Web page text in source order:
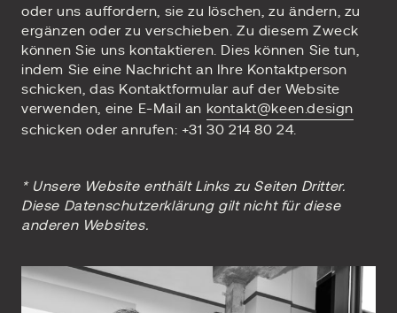
oder uns auffordern, sie zu löschen, zu ändern, zu
ergänzen oder zu verschieben. Zu diesem Zweck
können Sie uns kontaktieren. Dies können Sie tun,
indem Sie eine Nachricht an Ihre Kontaktperson
schicken, das Kontaktformular auf der Website
verwenden, eine E-Mail an kontakt@keen.design
schicken oder anrufen: +31 30 214 80 24.
* Unsere Website enthält Links zu Seiten Dritter.
Diese Datenschutzerklärung gilt nicht für diese
anderen Websites.